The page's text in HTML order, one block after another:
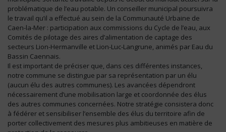
problématique de l’eau potable. Un conseiller municipal poursuivra
le travail qu’il a effectué au sein de la Communauté Urbaine de
Caen-la-Mer : participation aux commissions du Cycle de l’eau, aux
Comités de pilotage des aires d’alimentation de captage des
secteurs Lion-Hermanville et Lion-Luc-Langrune, animés par Eau du
Bassin Caennais.
Il est important de préciser que, dans ces différentes instances,
notre commune se distingue par sa représentation par un élu
(aucun élu des autres communes). Les avancées dépendront
nécessairement d’une mobilisation large et coordonnée des élus
des autres communes concernées. Notre stratégie consistera donc
à fédérer et sensibiliser l’ensemble des élus du territoire afin de
porter collectivement des mesures plus ambitieuses en matière de